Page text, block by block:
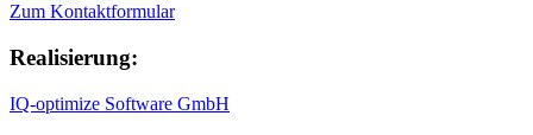
Zum Kontaktformular
Realisierung:
IQ-optimize Software GmbH